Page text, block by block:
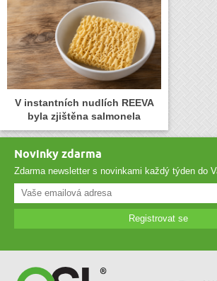
V instantních nudlích REEVA
byla zjištěna salmonela
Novinky zdarma
Zdarma newsletter s novinkami každý týden do
Registrovat se